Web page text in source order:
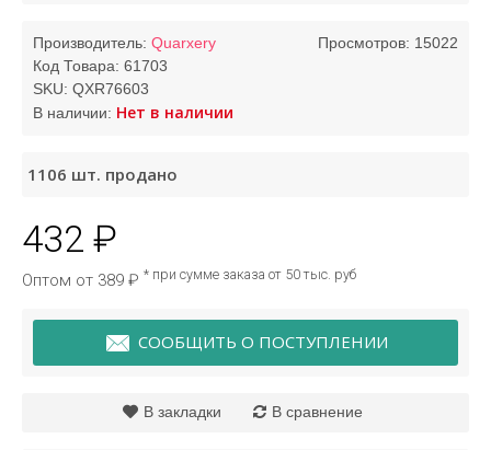
Просмотров: 15022
Производитель: Quarxery
Код Товара: 61703
SKU: QXR76603
В наличии: Нет в наличии
1106 шт. продано
432 ₽
Оптом от 389 ₽ * при сумме заказа от 50 тыс. руб
СООБЩИТЬ О ПОСТУПЛЕНИИ
В закладки В сравнение